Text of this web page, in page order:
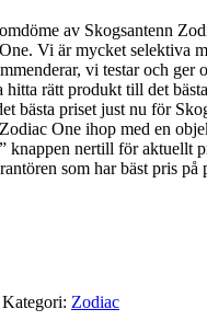
av Skogsantenn
Vi är mycket selektiva
vi testar och ger
rätt produkt till det
bästa priset just nu för
One ihop med en
knappen nertill för aktuellt
som har bäst pris på
Kategori: Zodiac